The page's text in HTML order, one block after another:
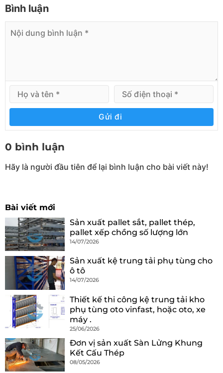
Bình luận
Gửi đi
0 bình luận
Hãy là người đầu tiên để lại bình luận cho bài viết này!
Bài viết mới
Sản xuất pallet sắt, pallet thép,
pallet xếp chồng số lượng lớn
14/07/2026
Sản xuất kệ trung tải phụ tùng cho
ô tô
14/07/2026
Thiết kế thi công kệ trung tải kho
phụ tùng oto vinfast, hoặc oto, xe
máy .
25/06/2026
Đơn vị sản xuất Sàn Lửng Khung
Kết Cấu Thép
08/05/2026